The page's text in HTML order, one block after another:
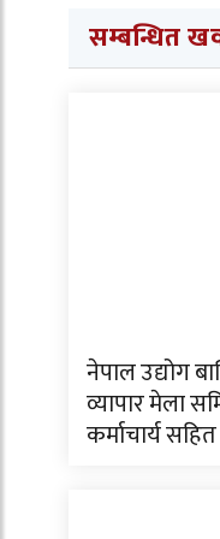
सम्बन्धित
नेपाल उद्योग
व्यापार मेला
कर्माचार्य